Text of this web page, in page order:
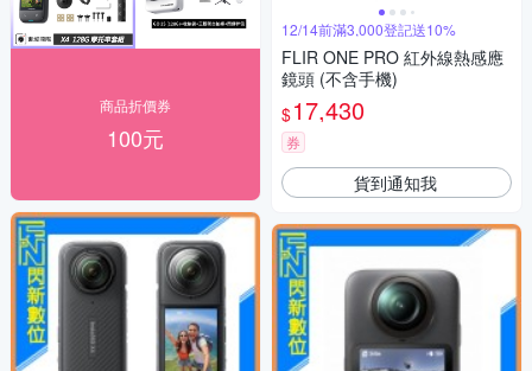
商品折價券
100元
12/14前滿3,000登記送10%
FLIR ONE PRO 紅外線熱感應
鏡頭 (不含手機)
$17,430
券
貨到通知我